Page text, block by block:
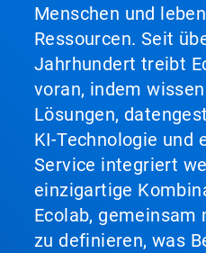
Menschen und
Ressourcen. Seit
Jahrhundert treibt
voran, indem
Lösungen,
KI-Technologie und
Service integriert
einzigartige
Ecolab, gemeinsam
zu definieren, was